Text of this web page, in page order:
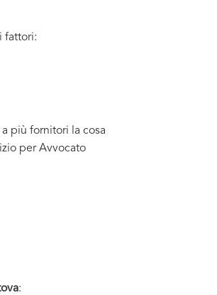
fattori:
più fornitori la cosa
per Avvocato
: